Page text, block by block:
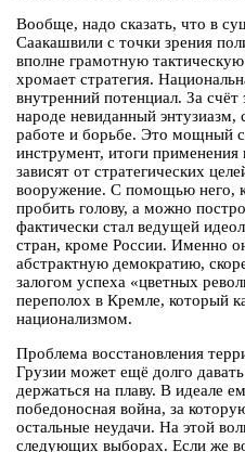
Вообще, надо сказать, что в
Саакашвили с точки зрения
вполне грамотную
хромает стратегия.
внутренний потенциал. За
народе невиданный энтузиазм,
работе и борьбе. Это мощный
инструмент, итоги применения
зависят от стратегических
вооружение. С помощью него,
пробить голову, а можно
фактически стал ведущей
стран, кроме России. Именно
абстрактную демократию,
залогом успеха «цветных
переполох в Кремле, который
национализмом.
Проблема восстановления
Грузии может ещё долго
держаться на плаву. В идеале
победоносная война, за
остальные неудачи. На этой
следующих выборах. Если же